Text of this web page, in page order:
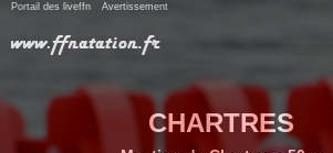
Portail des liveffn Avertissement
CHARTRES